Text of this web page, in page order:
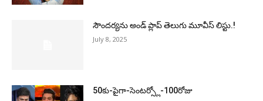
సౌందర్యను అండ్‌ ప్లాప్‌ తెలుగు మూవీస్‌ లిస్టు.!
July 8, 2025
50కు-పైగా-సెంటర్స్లో-100రోజు